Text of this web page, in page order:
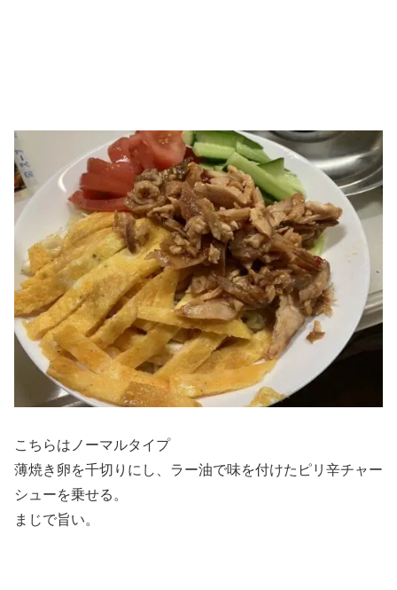
こちらはノーマルタイプ
薄焼き卵を千切りにし、ラー油で味を付けたピリ辛チャー
シューを乗せる。
まじで旨い。